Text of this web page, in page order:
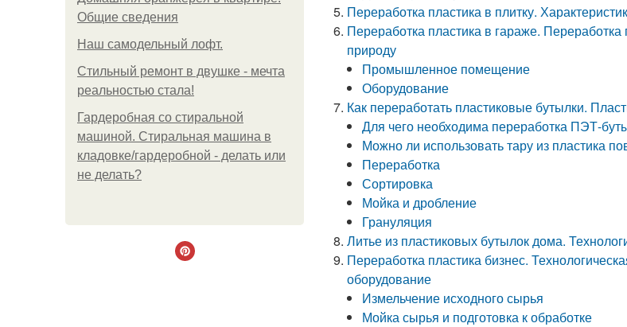
Общие сведения
Наш самодельный лофт.
Стильный ремонт в двушке - мечта
реальностью стала!
Гардеробная со стиральной
машиной. Стиральная машина в
кладовке/гардеробной - делать или
не делать?
Переработка пластика в плитку.
Переработка пластика в гараже.
природу
Промышленное помещение
Оборудование
Как переработать пластиковые бутылки.
Для чего необходима переработка ПЭТ-
Можно ли использовать тару из пластика
Переработка
Сортировка
Мойка и дробление
Грануляция
Литье из пластиковых бутылок дома.
Переработка пластика бизнес.
оборудование
Измельчение исходного сырья
Мойка сырья и подготовка к обработке